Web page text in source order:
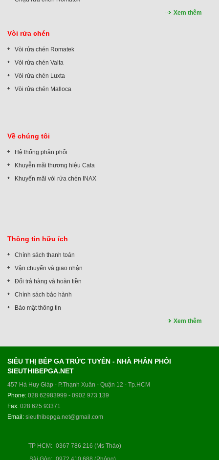
Xem thêm
Vòi rửa chén
Vòi rửa chén Romatek
Vòi rửa chén Valta
Vòi rửa chén Luxta
Vòi rửa chén Malloca
Về chúng tôi
Hệ thống phân phối
Khuyễn mãi thương hiệu Cata
Khuyến mãi vòi rửa chén INAX
Thông tin hữu ích
Chính sách thanh toán
Vận chuyển và giao nhận
Đổi trả hàng và hoàn tiền
Chính sách bảo hành
Bảo mật thông tin
Xem thêm
SIÊU THỊ BẾP GA TRỨC TUYẾN - NHÀ PHÂN PHỐI
SIEUTHIBEPGA.NET
457 Hà Huy Giáp - P.Thạnh Xuân - Quận 12 - Tp.HCM
Phone: 028 62983999 - 0902 973 139
Fax: 028 625 93371
Email: sieuthibepga.net@gmail.com
TP HCM: 0367 786 216 (Ms Thảo)